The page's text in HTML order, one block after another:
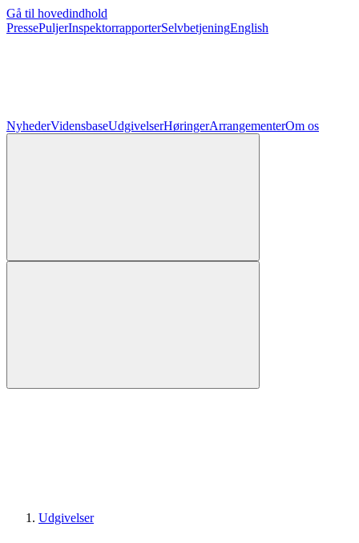
Gå til hovedindhold
PressePuljerInspektorrapporterSelvbetjeningEnglish
NyhederVidensbaseUdgivelserHøringerArrangementerOm os
Udgivelser